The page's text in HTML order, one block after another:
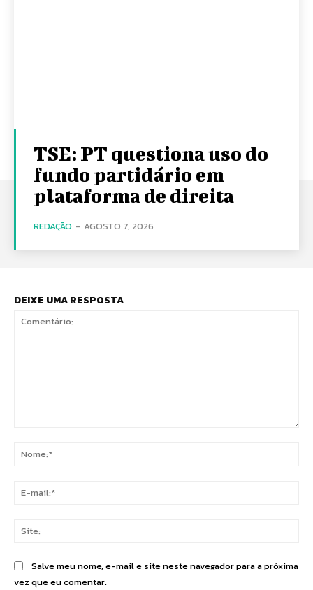
TSE: PT questiona uso do
fundo partidário em
plataforma de direita
REDAÇÃO - AGOSTO 7, 2026
DEIXE UMA RESPOSTA
Salve meu nome, e-mail e site neste navegador para a próxima
vez que eu comentar.